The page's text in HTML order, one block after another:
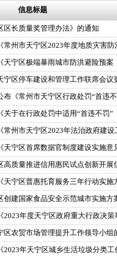
信息标题
区长质量奖管理办法》的通知
常州市天宁区2023年度地质灾害防
天宁区极端暴雨城市防洪避险预案
宁区停车建设和管理工作联席会议
布《常州市天宁区行政处罚“首违不
关于在行政处罚中适用“首违不罚”
常州市天宁区2023年法治政府建设
天宁区首席数据官制度建设实施意
高质量推进信用惠民试点创新开展
天宁区普惠托育服务三年行动实施
创建国家食品安全示范城市实施方
2023年度天宁区政府重大行政决策
区农贸市场管理提升工作领导小组
2023年天宁区城乡生活垃圾分类工